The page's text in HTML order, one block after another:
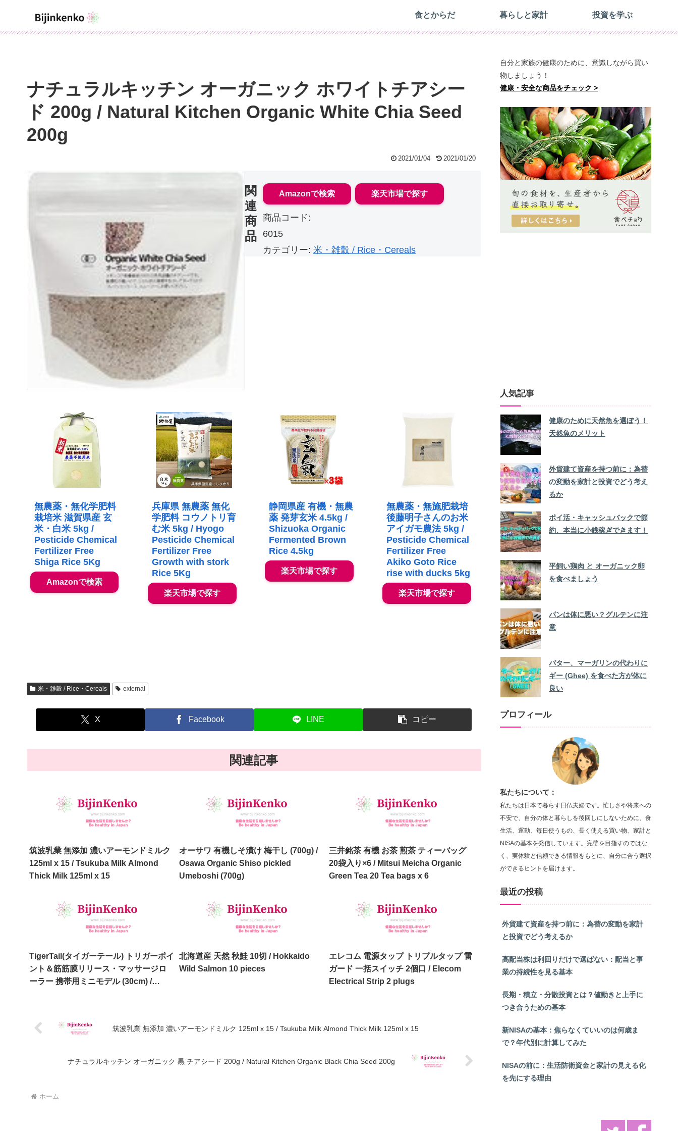
食とからだ 暮らしと家計 投資を学ぶ
ナチュラルキッチン オーガニック ホワイトチアシー
ド 200g / Natural Kitchen Organic White Chia Seed
200g
2021/01/04 2021/01/20
Amazonで検索 楽天市場で探す
商品コード:
6015
カテゴリー: 米・雑穀 / Rice・Cereals
関
連
商
品
無農薬・無化学肥料
栽培米 滋賀県産 玄
米・白米 5kg /
Pesticide Chemical
Fertilizer Free
Shiga Rice 5Kg
Amazonで検索
兵庫県 無農薬 無化
学肥料 コウノトリ育
む米 5kg / Hyogo
Pesticide Chemical
Fertilizer Free
Growth with stork
Rice 5Kg
楽天市場で探す
静岡県産 有機・無農
薬 発芽玄米 4.5kg /
Shizuoka Organic
Fermented Brown
Rice 4.5kg
楽天市場で探す
無農薬・無施肥栽培
後藤明子さんのお米
アイガモ農法 5kg /
Pesticide Chemical
Fertilizer Free
Akiko Goto Rice
rise with ducks 5kg
楽天市場で探す
米・雑穀 / Rice・Cereals external
X Facebook LINE コピー
関連記事
筑波乳業 無添加 濃いアーモンドミルク
125ml x 15 / Tsukuba Milk Almond
Thick Milk 125ml x 15
オーサワ 有機しそ漬け 梅干し (700g) /
Osawa Organic Shiso pickled
Umeboshi (700g)
三井銘茶 有機 お茶 煎茶 ティーバッグ
20袋入り×6 / Mitsui Meicha Organic
Green Tea 20 Tea bags x 6
TigerTail(タイガーテール) トリガーポイ
ント＆筋筋膜リリース・マッサージロ
ーラー 携帯用ミニモデル (30cm) /
北海道産 天然 秋鮭 10切 / Hokkaido
Wild Salmon 10 pieces
エレコム 電源タップ トリプルタップ 雷
ガード 一括スイッチ 2個口 / Elecom
Electrical Strip 2 plugs
筑波乳業 無添加 濃いアーモンドミルク 125ml x 15 / Tsukuba Milk Almond Thick Milk 125ml x 15
ナチュラルキッチン オーガニック 黒 チアシード 200g / Natural Kitchen Organic Black Chia Seed 200g
ホーム
自分と家族の健康のために、意識しながら買い
物しましょう！
健康・安全な商品をチェック >
人気記事
健康のために天然魚を選ぼう！
天然魚のメリット
外貨建て資産を持つ前に：為替
の変動を家計と投資でどう考え
るか
ポイ活・キャッシュバックで節
約、本当に小銭稼ぎできます！
平飼い鶏肉 と オーガニック卵
を食べましょう
パンは体に悪い？グルテンに注
意
バター、マーガリンの代わりに
ギー (Ghee) を食べた方が体に
良い
プロフィール
私たちについて：
私たちは日本で暮らす日仏夫婦です。忙しさや将来への
不安で、自分の体と暮らしを後回しにしないために、食
生活、運動、毎日使うもの、長く使える買い物、家計と
NISAの基本を発信しています。完璧を目指すのではな
く、実体験と信頼できる情報をもとに、自分に合う選択
ができるヒントを届けます。
最近の投稿
外貨建て資産を持つ前に：為替の変動を家計
と投資でどう考えるか
高配当株は利回りだけで選ばない：配当と事
業の持続性を見る基本
長期・積立・分散投資とは？値動きと上手に
つき合うための基本
新NISAの基本：焦らなくていいのは何歳ま
で？年代別に計算してみた
NISAの前に：生活防衛資金と家計の見える化
を先にする理由